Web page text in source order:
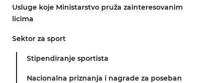
Usluge koje Ministarstvo pruža zainteresovanim
licima
Sektor za sport
Stipendiranje sportista
Nacionalna priznanja i nagrade za poseban